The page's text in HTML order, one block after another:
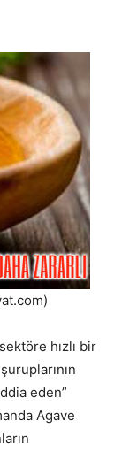
hızlı bir
eden”
Agave